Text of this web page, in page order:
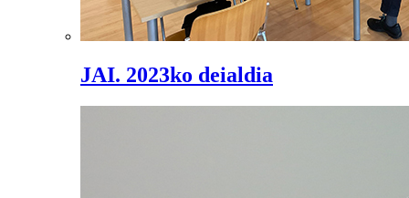
JAI. 2023ko deialdia